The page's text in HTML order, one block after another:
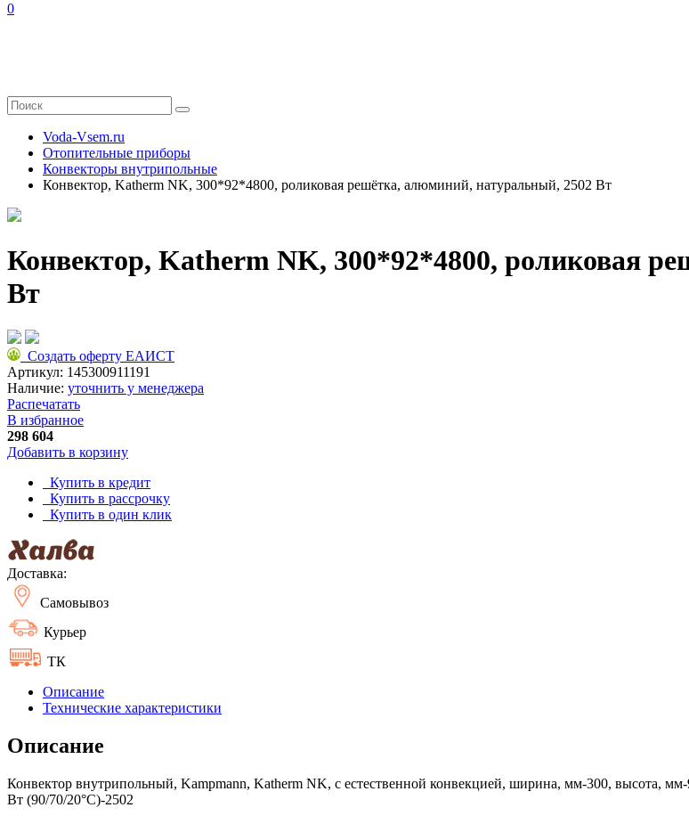
0
Voda-Vsem.ru
Отопительные приборы
Конвекторы внутрипольные
Конвектор, Katherm NK, 300*92*4800, роликовая решётка, алюминий, натуральный, 2502 Вт
Конвектор, Katherm NK, 300*92*4800, роликовая
Вт
Создать оферту ЕАИСТ
Артикул: 145300911191
Наличие: уточнить у менеджера
Распечатать
В избранное
298 604
Добавить в корзину
Купить в кредит
Купить в рассрочку
Купить в один клик
Доставка:
Самовывоз
Курьер
ТК
Описание
Технические характеристики
Описание
Конвектор внутрипольный, Kampmann, Katherm NK, с естественной конвекцией, ширина, мм-300, высота,
Вт (90/70/20°C)-2502